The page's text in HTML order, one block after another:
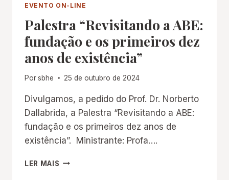
E
DO
ENSINO
DE
HISTÓRIA
DA
EVENTO ON-LINE
Palestra “Revisitando a ABE:
fundação e os primeiros dez
anos de existência”
Porsbhe 25 de outubro de 2024
Divulgamos, a pedido do Prof. Dr. Norberto
Dallabrida, a Palestra “Revisitando a ABE:
fundação e os primeiros dez anos de
existência”. Ministrante: Profa….
LER MAIS PALESTRA “REVISITANDO